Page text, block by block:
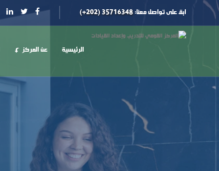
ابق على تواصل معنا:35716348 (202+)
الرئيسية عن المركز